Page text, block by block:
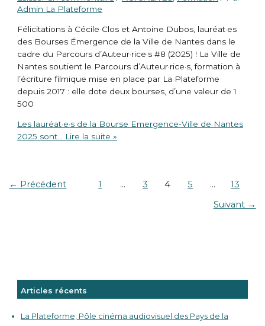
Admin La Plateforme
Félicitations à Cécile Clos et Antoine Dubos, lauréat·es
des Bourses Émergence de la Ville de Nantes dans le
cadre du Parcours d’Auteur·rice·s #8 (2025) ! La Ville de
Nantes soutient le Parcours d’Auteur·rice·s, formation à
l’écriture filmique mise en place par La Plateforme
depuis 2017 : elle dote deux bourses, d’une valeur de 1
500
Les lauréat·e·s de la Bourse Emergence-Ville de Nantes
2025 sont… Lire la suite »
← Précédent 1 … 3 4 5 …
13
Suivant →
Articles récents
La Plateforme, Pôle cinéma audiovisuel des Pays de la